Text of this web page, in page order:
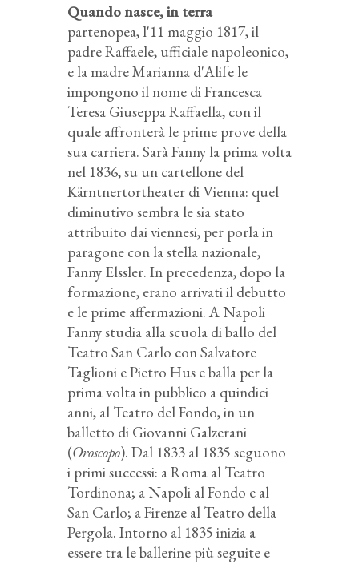
Quando nasce, in terra
partenopea, l'11 maggio 1817, il
padre Raffaele, ufficiale napoleonico,
e la madre Marianna d'Alife le
impongono il nome di Francesca
Teresa Giuseppa Raffaella, con il
quale affronterà le prime prove della
sua carriera. Sarà Fanny la prima volta
nel 1836, su un cartellone del
Kärntnertortheater di Vienna: quel
diminutivo sembra le sia stato
attribuito dai viennesi, per porla in
paragone con la stella nazionale,
Fanny Elssler. In precedenza, dopo la
formazione, erano arrivati il debutto
e le prime affermazioni. A Napoli
Fanny studia alla scuola di ballo del
Teatro San Carlo con Salvatore
Taglioni e Pietro Hus e balla per la
prima volta in pubblico a quindici
anni, al Teatro del Fondo, in un
balletto di Giovanni Galzerani
(Oroscopo). Dal 1833 al 1835 seguono
i primi successi: a Roma al Teatro
Tordinona; a Napoli al Fondo e al
San Carlo; a Firenze al Teatro della
Pergola. Intorno al 1835 inizia a
essere tra le ballerine più seguite e